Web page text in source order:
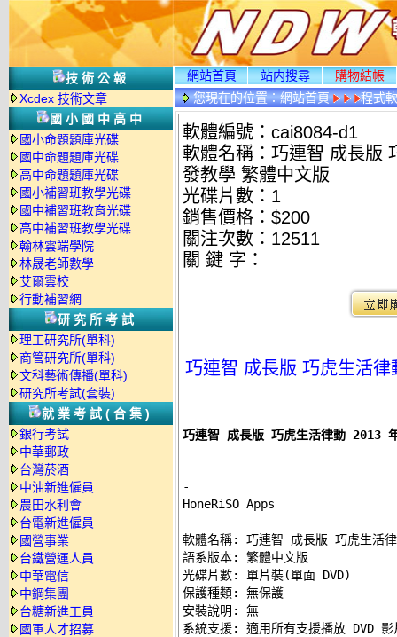
技術公報
Xcdex 技術文章
國小國中高中
國小命題題庫光碟
國中命題題庫光碟
高中命題題庫光碟
國小補習班教學光碟
國中補習班教育光碟
高中補習班教學光碟
翰林雲端學院
林晟老師數學
艾爾雲校
行動補習網
研究所考試
理工研究所(單科)
商管研究所(單科)
文科藝術傳播(單科)
研究所考試(套裝)
就業考試(合集)
銀行考試
中華郵政
台灣菸酒
中油新進僱員
農田水利會
台電新進僱員
國營事業
台鐵營運人員
中華電信
中鋼集團
台糖新進工員
國軍人才招募
網站首頁 站内搜尋
購物結帳
您現在的位置：網站首頁 程式
軟體編號：cai8084-d1
軟體名稱：巧連智 成長版
發教學 繁體中文版
光碟片數：1
銷售價格：$200
關注次數： 12511
關 鍵 字：
巧連智 成長版 巧虎生活
巧連智 成長版 巧虎生活律動 2013
-
-
軟體名稱: 巧連智 成長版 巧虎生
語系版本: 繁體中文版
光碟片數: 單片裝(單面 DVD)
保護種類: 無保護
安裝說明: 無
系統支援: 適用所有支援播放 DVD